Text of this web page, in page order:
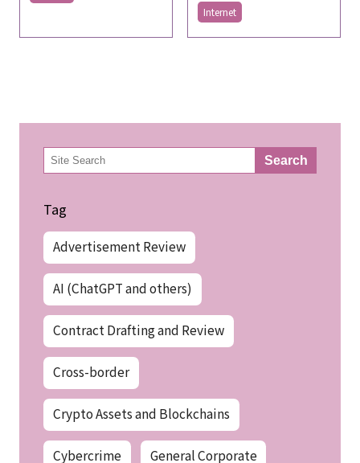
Internet
検
索 Search
Tag
Advertisement Review
AI (ChatGPT and others)
Contract Drafting and Review
Cross-border
Crypto Assets and Blockchains
Cybercrime General Corporate